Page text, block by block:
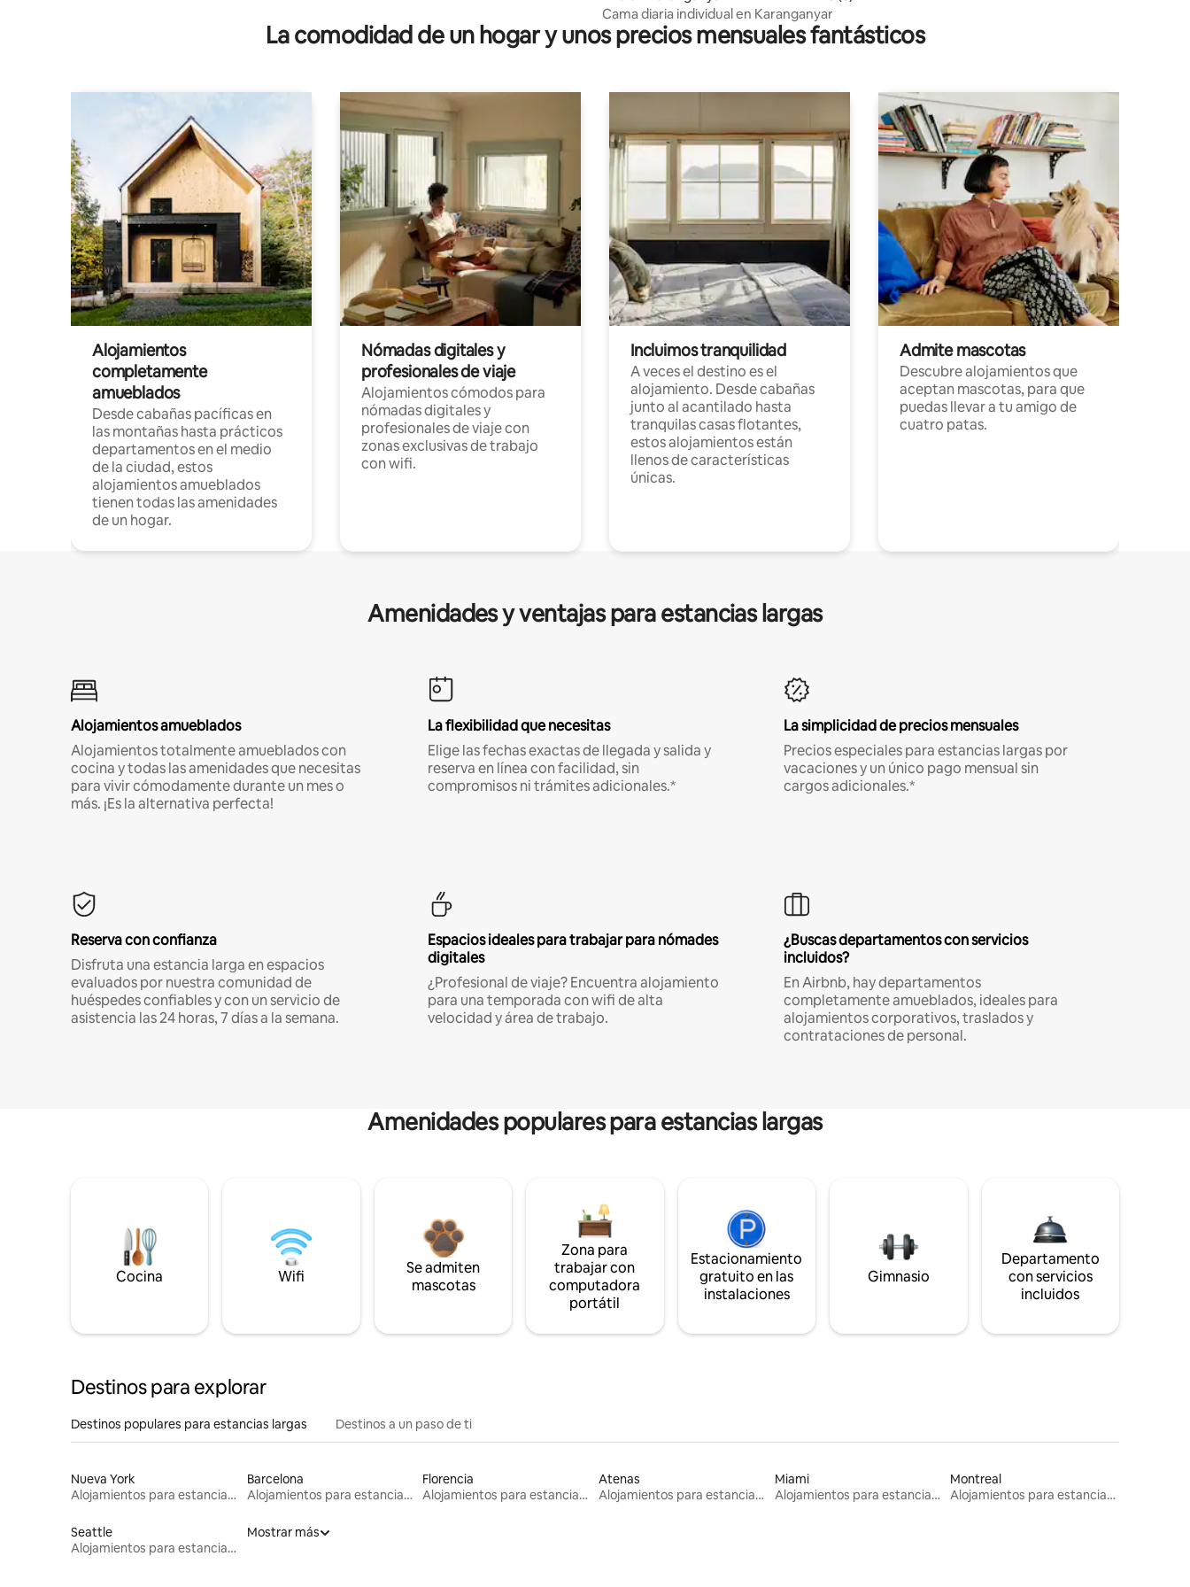
Cama diaria individual en Karanganyar
La comodidad de un hogar y unos precios mensuales fantásticos
Alojamientos
completamente
amueblados
Desde cabañas pacíficas en
las montañas hasta prácticos
departamentos en el medio
de la ciudad, estos
alojamientos amueblados
tienen todas las amenidades
de un hogar.
Nómadas digitales y
profesionales de viaje
Alojamientos cómodos para
nómadas digitales y
profesionales de viaje con
zonas exclusivas de trabajo
con wifi.
Incluimos tranquilidad
A veces el destino es el
alojamiento. Desde cabañas
junto al acantilado hasta
tranquilas casas flotantes,
estos alojamientos están
llenos de características
únicas.
Admite mascotas
Descubre alojamientos que
aceptan mascotas, para que
puedas llevar a tu amigo de
cuatro patas.
Amenidades y ventajas para estancias largas
Alojamientos amueblados
Alojamientos totalmente amueblados con
cocina y todas las amenidades que necesitas
para vivir cómodamente durante un mes o
más. ¡Es la alternativa perfecta!
La flexibilidad que necesitas
Elige las fechas exactas de llegada y salida y
reserva en línea con facilidad, sin
compromisos ni trámites adicionales.*
La simplicidad de precios mensuales
Precios especiales para estancias largas por
vacaciones y un único pago mensual sin
cargos adicionales.*
Reserva con confianza
Disfruta una estancia larga en espacios
evaluados por nuestra comunidad de
huéspedes confiables y con un servicio de
asistencia las 24 horas, 7 días a la semana.
Espacios ideales para trabajar para nómades
digitales
¿Profesional de viaje? Encuentra alojamiento
para una temporada con wifi de alta
velocidad y área de trabajo.
¿Buscas departamentos con servicios
incluidos?
En Airbnb, hay departamentos
completamente amueblados, ideales para
alojamientos corporativos, traslados y
contrataciones de personal.
Amenidades populares para estancias largas
Cocina Wifi
Se admiten
mascotas
Zona para
trabajar con
computadora
portátil
Estacionamiento
gratuito en las
instalaciones
Gimnasio
Departamento
con servicios
incluidos
Destinos para explorar
Destinos populares para estancias largas Destinos a un paso de ti
Nueva York
Alojamientos para estancias largas
Barcelona
Alojamientos para estancias largas
Florencia
Alojamientos para estancias largas
Atenas
Alojamientos para estancias largas
Miami
Alojamientos para estancias largas
Montreal
Alojamientos para estancias largas
Seattle
Alojamientos para estancias largas
Mostrar más